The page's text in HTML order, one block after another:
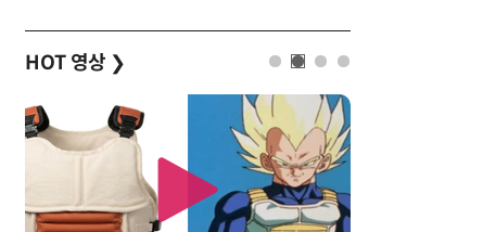
HOT 영상 ❯